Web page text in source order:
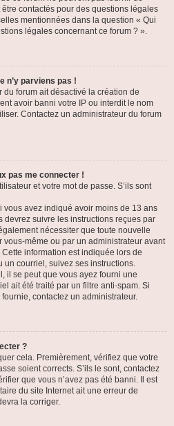
contactés pour des questions légales
mentionnées dans la question « Qui
légales concernant ce forum ? ».
n’y parviens pas !
du forum ait désactivé la création de
avoir banni votre IP ou interdit le nom
Contactez un administrateur du forum
pas me connecter !
et votre mot de passe. S’ils sont
vous avez indiqué avoir moins de 13 ans
devrez suivre les instructions reçues par
nécessiter que toute nouvelle
même ou par un administrateur avant
information est indiquée lors de
un courriel, suivez ses instructions.
il se peut que vous ayez fourni une
ait été traité par un filtre anti-spam. Si
contactez un administrateur.
?
cela. Premièrement, vérifiez que votre
soient corrects. S’ils le sont, contactez
que vous n’avez pas été banni. Il est
du site Internet ait une erreur de
la corriger.